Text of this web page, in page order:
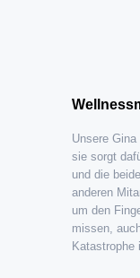
Unsere
sie sorgt
und die
anderen
um den
missen,
Katastrophe